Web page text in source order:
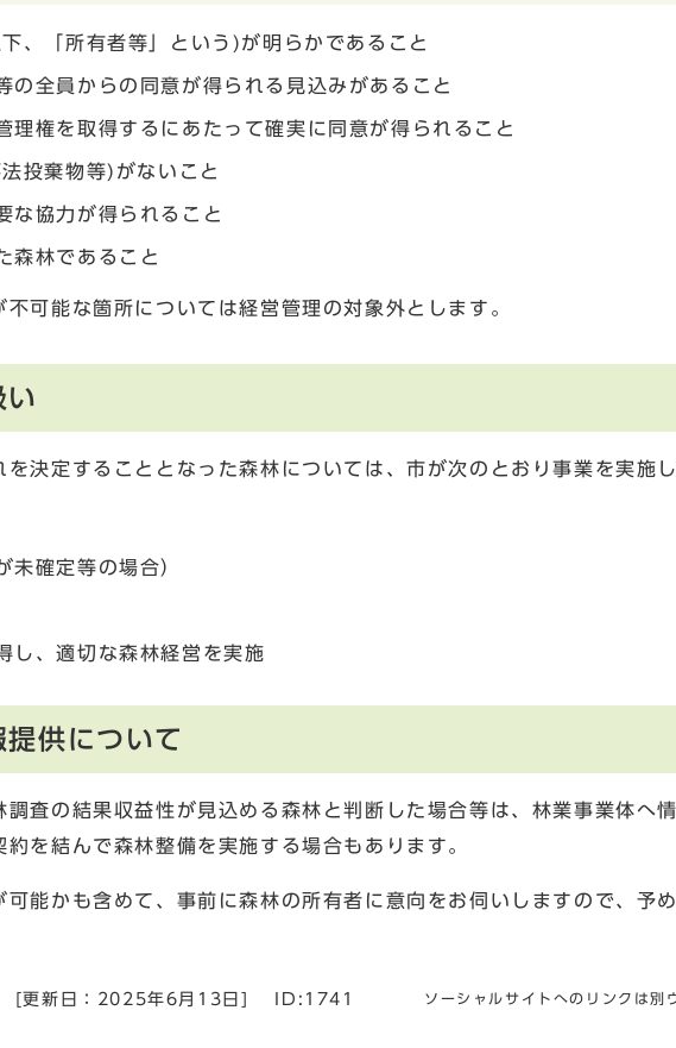
、「所有者等」という)が明らかであること
の全員からの同意が得られる見込みがあること
理権を取得するにあたって確実に同意が得られること
投棄物等)がないこと
な協力が得られること
森林であること
可能な箇所については経営管理の対象外とします。
い
決定することとなった森林については、市が次のとおり事業を実施し
未確定等の場合）
し、適切な森林経営を実施
供について
調査の結果収益性が見込める森林と判断した場合等は、林業事業体へ
を結んで森林整備を実施する場合もあります。
可能かも含めて、事前に森林の所有者に意向をお伺いしますので、予
[更新日： 2025年6月13日 ID:1741 ソーシャルサイトへのリンクは別